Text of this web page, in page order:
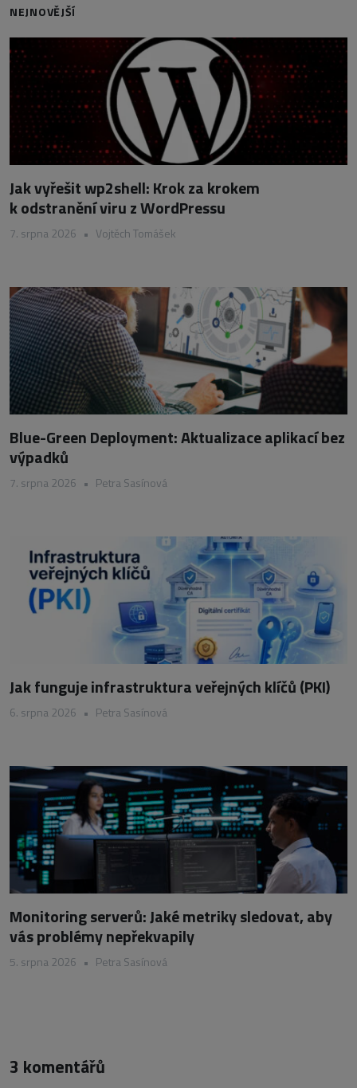
NEJNOVĚJŠÍ
Jak vyřešit wp2shell: Krok za krokem
k odstranění viru z WordPressu
7. srpna 2026 • Vojtěch Tomášek
Blue-Green Deployment: Aktualizace aplikací bez
výpadků
7. srpna 2026 • Petra Sasínová
Jak funguje infrastruktura veřejných klíčů (PKI)
6. srpna 2026 • Petra Sasínová
Monitoring serverů: Jaké metriky sledovat, aby
vás problémy nepřekvapily
5. srpna 2026 • Petra Sasínová
3 komentářů